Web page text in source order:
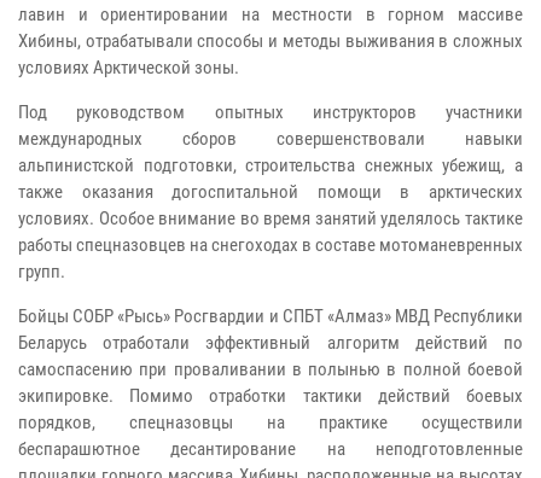
лавин и ориентировании на местности в горном массиве
Хибины, отрабатывали способы и методы выживания в сложных
условиях Арктической зоны.
Под руководством опытных инструкторов участники
международных сборов совершенствовали навыки
альпинистской подготовки, строительства снежных убежищ, а
также оказания догоспитальной помощи в арктических
условиях. Особое внимание во время занятий уделялось тактике
работы спецназовцев на снегоходах в составе мотоманевренных
групп.
Бойцы СОБР «Рысь» Росгвардии и СПБТ «Алмаз» МВД Республики
Беларусь отработали эффективный алгоритм действий по
самоспасению при проваливании в полынью в полной боевой
экипировке. Помимо отработки тактики действий боевых
порядков, спецназовцы на практике осуществили
беспарашютное десантирование на неподготовленные